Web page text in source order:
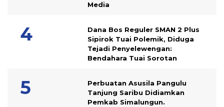
Media
Dana Bos Reguler SMAN 2 Plus
Sipirok Tuai Polemik, Diduga
Tejadi Penyelewengan:
Bendahara Tuai Sorotan
Perbuatan Asusila Pangulu
Tanjung Saribu Didiamkan
Pemkab Simalungun.